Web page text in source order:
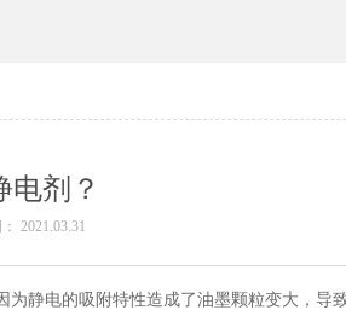
电剂？
2021.03.31
静电的吸附特性造成了油墨颗粒变大，导